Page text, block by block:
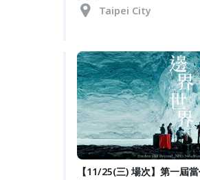
Taipei City
【11/25(三) 場次】第一屆